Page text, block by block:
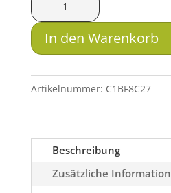
Polartecjacke
Herren
Menge
In den Warenkorb
Artikelnummer: C1BF8C27
Beschreibung
Zusätzliche Information